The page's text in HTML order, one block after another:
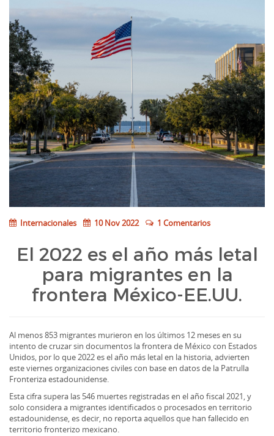
Internacionales 10 Nov 2022 1 Comentarios
El 2022 es el año más letal
para migrantes en la
frontera México-EE.UU.
Al menos 853 migrantes murieron en los últimos 12 meses en su
intento de cruzar sin documentos la frontera de México con Estados
Unidos, por lo que 2022 es el año más letal en la historia, advierten
este viernes organizaciones civiles con base en datos de la Patrulla
Fronteriza estadounidense.
Esta cifra supera las 546 muertes registradas en el año fiscal 2021, y
solo considera a migrantes identificados o procesados en territorio
estadounidense, es decir, no reporta aquellos que han fallecido en
territorio fronterizo mexicano.